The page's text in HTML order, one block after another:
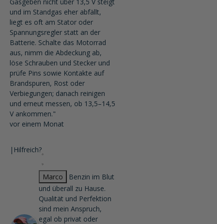
und im Standgas eher abfällt,
liegt es oft am Stator oder
Spannungsregler statt an der
Batterie. Schalte das Motorrad
aus, nimm die Abdeckung ab,
löse Schrauben und Stecker und
prüfe Pins sowie Kontakte auf
Brandspuren, Rost oder
Verbiegungen; danach reinigen
und erneut messen, ob 13,5–14,5
V ankommen."
vor einem Monat
| Hilfreich?
Marco
Benzin im Blut
und überall zu Hause.
Qualität und Perfektion
sind mein Anspruch,
egal ob privat oder